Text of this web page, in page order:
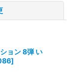
ョン 8弾 い
]